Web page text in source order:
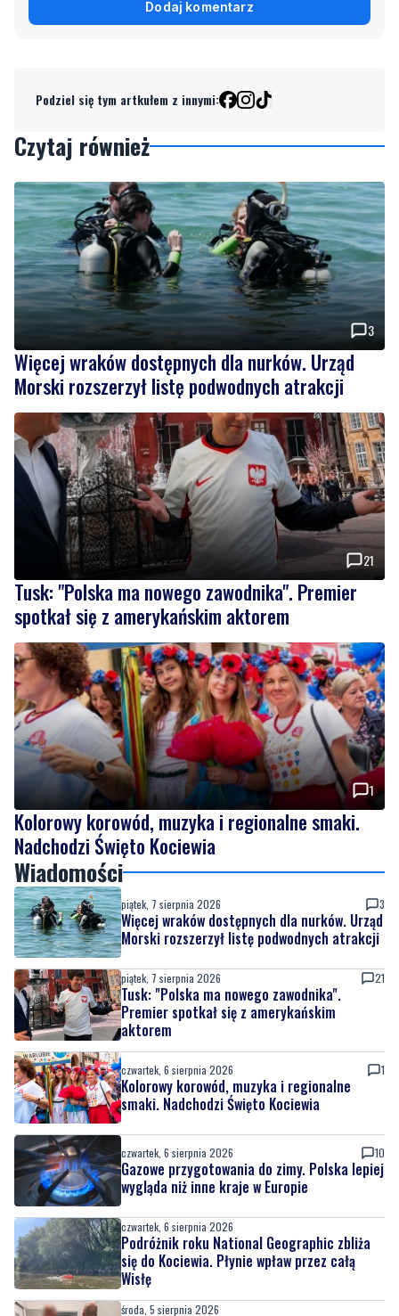
Dodaj komentarz
Podziel się tym artkułem z innymi:
Czytaj również
3
Więcej wraków dostępnych dla nurków. Urząd
Morski rozszerzył listę podwodnych atrakcji
21
Tusk: "Polska ma nowego zawodnika". Premier
spotkał się z amerykańskim aktorem
1
Kolorowy korowód, muzyka i regionalne smaki.
Nadchodzi Święto Kociewia
Wiadomości
piątek, 7 sierpnia 2026 3
Więcej wraków dostępnych dla nurków. Urząd
Morski rozszerzył listę podwodnych atrakcji
piątek, 7 sierpnia 2026 21
Tusk: "Polska ma nowego zawodnika".
Premier spotkał się z amerykańskim
aktorem
czwartek, 6 sierpnia 2026 1
Kolorowy korowód, muzyka i regionalne
smaki. Nadchodzi Święto Kociewia
czwartek, 6 sierpnia 2026 10
Gazowe przygotowania do zimy. Polska lepiej
wygląda niż inne kraje w Europie
czwartek, 6 sierpnia 2026
Podróżnik roku National Geographic zbliża
się do Kociewia. Płynie wpław przez całą
Wisłę
środa, 5 sierpnia 2026